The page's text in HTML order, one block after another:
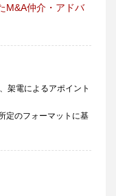
M&A仲介・アドバ
架電によるアポイント
定のフォーマットに基